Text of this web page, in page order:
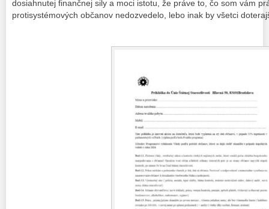
dosiahnutej finančnej sily a moci istotu, že práve to, čo som vám
protisystémových občanov nedozvedelo, lebo inak by všetci